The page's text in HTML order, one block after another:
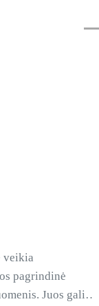
veikia
pagrindinė
Juos galima